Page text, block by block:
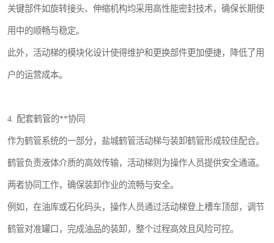
关键部件如旋转接头、伸缩机构均采用高性能密封技术，确保长期使
用中的顺畅与稳定。
此外，活动梯的模块化设计使得维护和更换部件更加便捷，降低了用
户的运营成本。
4. 配套鹤管的**协同
作为鹤管系统的一部分，盐城鹤管活动梯与装卸鹤管形成较佳配合。
鹤管负责液体介质的高效传输，活动梯则为操作人员提供安全通道。
两者协同工作，确保装卸作业的流畅与安全。
例如，在油库或石化码头，操作人员通过活动梯登上槽车顶部，调节
鹤管对准罐口，完成油品的装卸，整个过程高效且风险可控。